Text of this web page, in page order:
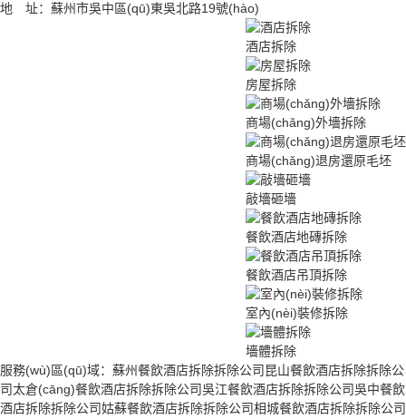
地 址：蘇州市吳中區(qū)東吳北路19號(hào)
酒店拆除
房屋拆除
商場(chǎng)外墻拆除
商場(chǎng)退房還原毛坯
敲墻砸墻
餐飲酒店地磚拆除
餐飲酒店吊頂拆除
室內(nèi)裝修拆除
墻體拆除
服務(wù)區(qū)域： 蘇州餐飲酒店拆除拆除公司 昆山餐飲酒店拆除拆除公
司太倉(cāng)餐飲酒店拆除拆除公司吳江餐飲酒店拆除拆除公司吳中餐飲
酒店拆除拆除公司姑蘇餐飲酒店拆除拆除公司相城餐飲酒店拆除拆除公司